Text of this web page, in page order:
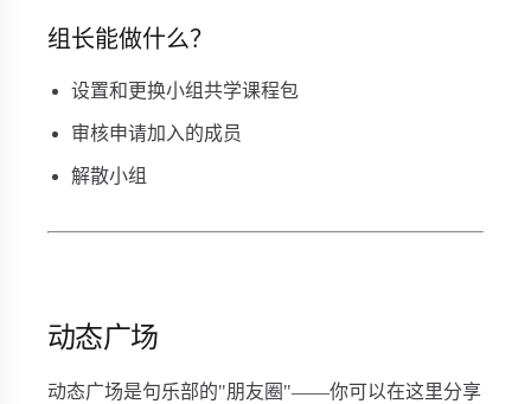
组长能做什么？
设置和更换小组共学课程包
审核申请加入的成员
解散小组
动态广场
动态广场是句乐部的"朋友圈"——你可以在这里分享